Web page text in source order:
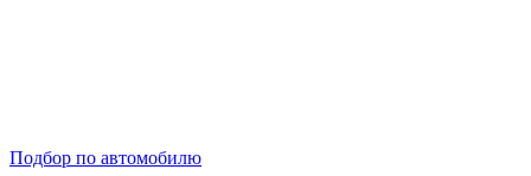
Подбор по автомобилю